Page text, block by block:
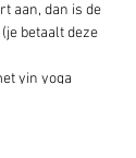
aan, dan is de
betaalt deze
yin yoga